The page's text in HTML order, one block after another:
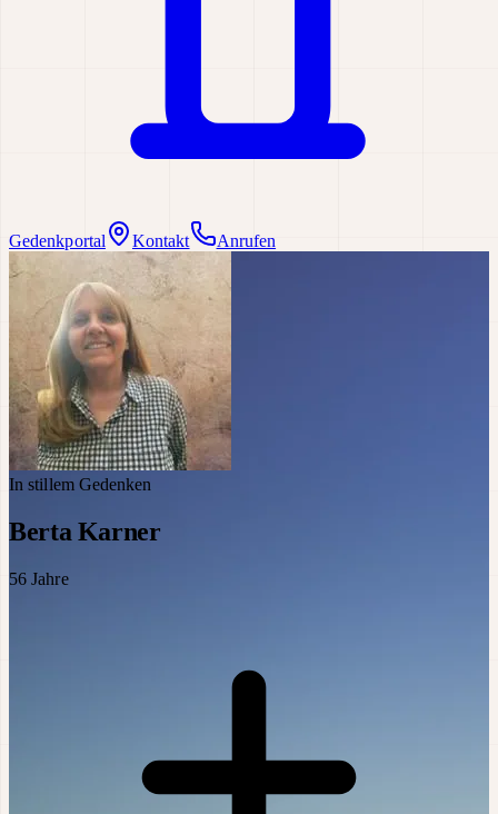
Gedenkportal Kontakt Anrufen
In stillem Gedenken
Berta Karner
56 Jahre